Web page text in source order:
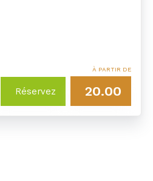
Réservez
À PARTIR DE
20.00